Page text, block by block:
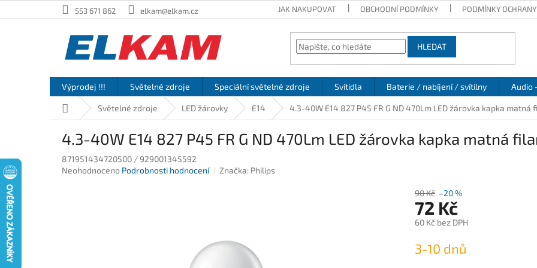
na
553 671 862 elkam@elkam.cz JAK NAKUPOVAT OBCHODNÍ PODMÍNKY PODMÍNKY OCHRANY
HLEDAT
Výprodej !!! Světelné zdroje Speciální světelné zdroje Svítidla Baterie / nabíjení / svítilny Audio
Domů Světelné zdroje LED žárovky E14 4.3-40W E14 827 P45 FR G ND 470Lm LED žárovka kapka matná
4.3-40W E14 827 P45 FR G ND 470Lm LED žárovka kapka matná
871951434720500 / 929001345592
Průměrné
Neohodnoceno Podrobnosti hodnocení Značka: Philips
90 Kč –20 %
72 Kč
60 Kč bez DPH
cena:
3-10 dnů